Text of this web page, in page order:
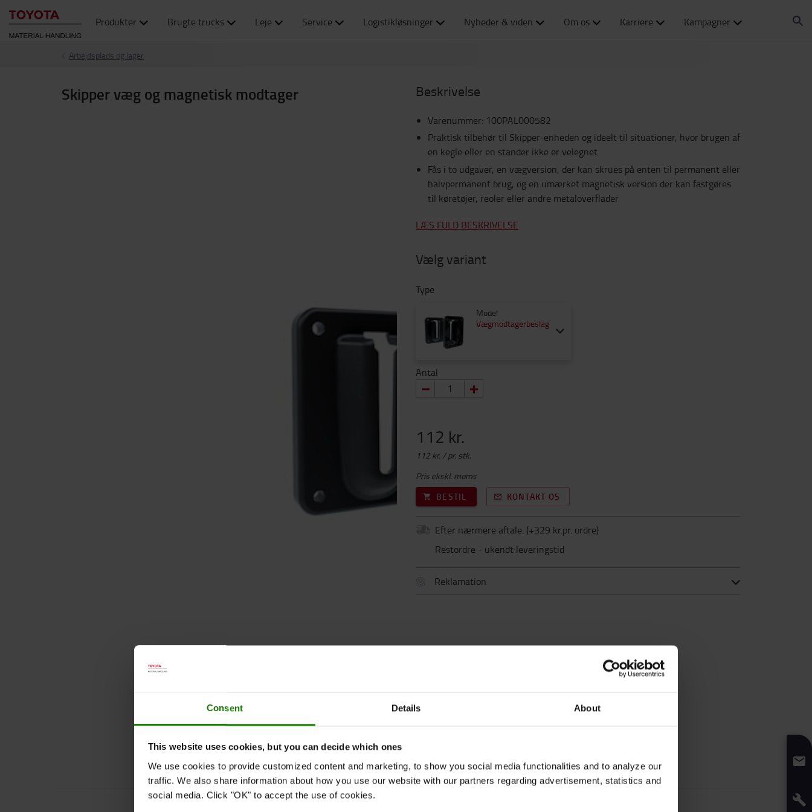
Consent Details About
This website uses cookies, but you can decide which ones
We use cookies to provide customized content and marketing, to show you social media functionalities and to analyze our
traffic. We also share information about how you use our website with our partners regarding advertisement, statistics and
social media. Click "OK" to accept the use of cookies.
Produkter Brugte trucks Leje Service Logistikløsninger Nyheder & viden Om os Karriere Kampagner
Arbejdsplads og lager
Skipper væg og magnetisk modtager Beskrivelse
Varenummer: 100PAL000582
Praktisk tilbehør til Skipper-enheden og ideelt til situationer, hvor brugen af
en kegle eller en stander ikke er velegnet
Fås i to udgaver, en vægversion, der kan skrues på enten til permanent eller
halvpermanent brug, og en umærket magnetisk version der kan fastgøres
til køretøjer, reoler eller andre metaloverflader
LÆS FULD BESKRIVELSE
Vælg variant
Type
Model
Vægmodtagerbeslag
Antal
112 kr.
112 kr. / pr. stk.
Pris ekskl. moms
BESTIL
KONTAKT OS
Efter nærmere aftale. (+329 kr.pr. ordre)
Restordre - ukendt leveringstid
Reklamation
SPECIFIKATION KONTAKT OS